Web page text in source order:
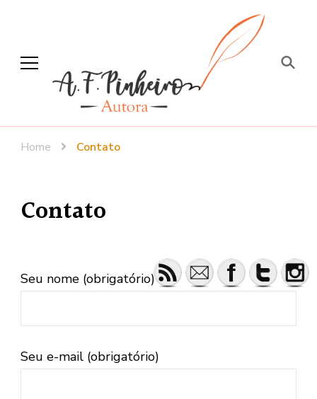
A. F. Pinheiro
Home Contato
Contato
Seu nome (obrigatório)
Seu e-mail (obrigatório)